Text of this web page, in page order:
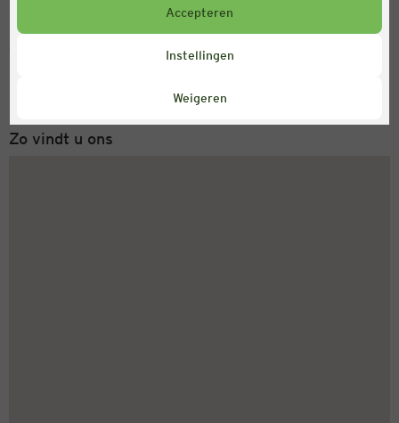
Accepteren
Instellingen
Weigeren
Servicenummer
Maandag tot vrijdag 8-18 uur
Zo vindt u ons